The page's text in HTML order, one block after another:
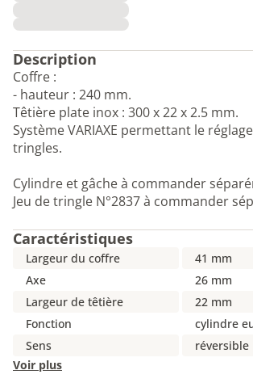
Description
Coffre :
- hauteur : 240 mm.
Têtière plate inox : 300 x 22 x 2.5 mm.
Système VARIAXE permettant le
tringles.
Cylindre et gâche à commander
Jeu de tringle N°2837 à commander
Caractéristiques
Largeur du coffre
41 mm
Axe
26 mm
Largeur de têtière
22 mm
Fonction
cylindre
Sens
réversible
Voir plus